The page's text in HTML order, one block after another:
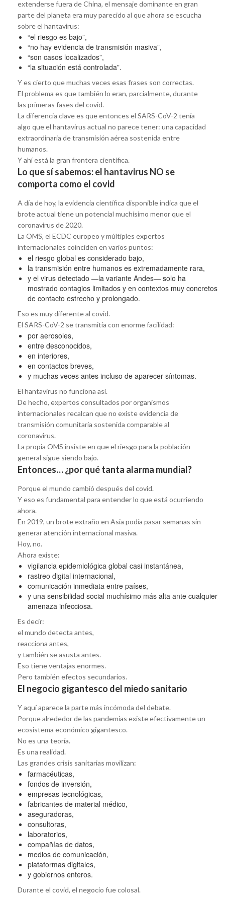
extenderse fuera de China, el mensaje dominante en gran
parte del planeta era muy parecido al que ahora se escucha
sobre el hantavirus:
“el riesgo es bajo”,
“no hay evidencia de transmisión masiva”,
“son casos localizados”,
“la situación está controlada”.
Y es cierto que muchas veces esas frases son correctas.
El problema es que también lo eran, parcialmente, durante
las primeras fases del covid.
La diferencia clave es que entonces el SARS-CoV-2 tenía
algo que el hantavirus actual no parece tener: una capacidad
extraordinaria de transmisión aérea sostenida entre
humanos.
Y ahí está la gran frontera científica.
Lo que sí sabemos: el hantavirus NO se
comporta como el covid
A día de hoy, la evidencia científica disponible indica que el
brote actual tiene un potencial muchísimo menor que el
coronavirus de 2020.
La OMS, el ECDC europeo y múltiples expertos
internacionales coinciden en varios puntos:
el riesgo global es considerado bajo,
la transmisión entre humanos es extremadamente rara,
y el virus detectado —la variante Andes— solo ha
mostrado contagios limitados y en contextos muy concretos
de contacto estrecho y prolongado.
Eso es muy diferente al covid.
El SARS-CoV-2 se transmitía con enorme facilidad:
por aerosoles,
entre desconocidos,
en interiores,
en contactos breves,
y muchas veces antes incluso de aparecer síntomas.
El hantavirus no funciona así.
De hecho, expertos consultados por organismos
internacionales recalcan que no existe evidencia de
transmisión comunitaria sostenida comparable al
coronavirus.
La propia OMS insiste en que el riesgo para la población
general sigue siendo bajo.
Entonces… ¿por qué tanta alarma mundial?
Porque el mundo cambió después del covid.
Y eso es fundamental para entender lo que está ocurriendo
ahora.
En 2019, un brote extraño en Asia podía pasar semanas sin
generar atención internacional masiva.
Hoy, no.
Ahora existe:
vigilancia epidemiológica global casi instantánea,
rastreo digital internacional,
comunicación inmediata entre países,
y una sensibilidad social muchísimo más alta ante cualquier
amenaza infecciosa.
Es decir:
el mundo detecta antes,
reacciona antes,
y también se asusta antes.
Eso tiene ventajas enormes.
Pero también efectos secundarios.
El negocio gigantesco del miedo sanitario
Y aquí aparece la parte más incómoda del debate.
Porque alrededor de las pandemias existe efectivamente un
ecosistema económico gigantesco.
No es una teoría.
Es una realidad.
Las grandes crisis sanitarias movilizan:
farmacéuticas,
fondos de inversión,
empresas tecnológicas,
fabricantes de material médico,
aseguradoras,
consultoras,
laboratorios,
compañías de datos,
medios de comunicación,
plataformas digitales,
y gobiernos enteros.
Durante el covid, el negocio fue colosal.